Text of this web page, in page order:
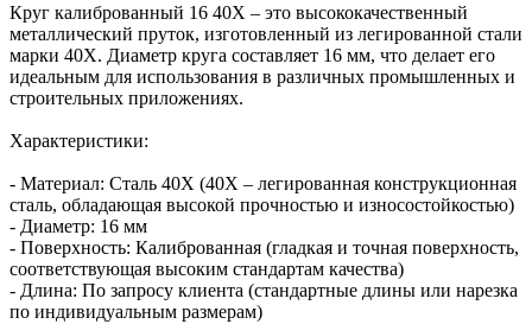
Круг калиброванный 16 40Х – это высококачественный
металлический пруток, изготовленный из легированной стали
марки 40Х. Диаметр круга составляет 16 мм, что делает его
идеальным для использования в различных промышленных и
строительных приложениях.
Характеристики:
- Материал: Сталь 40Х (40Х – легированная конструкционная
сталь, обладающая высокой прочностью и износостойкостью)
- Диаметр: 16 мм
- Поверхность: Калиброванная (гладкая и точная поверхность,
соответствующая высоким стандартам качества)
- Длина: По запросу клиента (стандартные длины или нарезка
по индивидуальным размерам)